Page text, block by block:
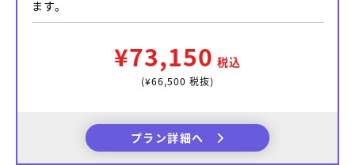
ます。
¥73,150 税込
(¥66,500 税抜)
プラン詳細へ